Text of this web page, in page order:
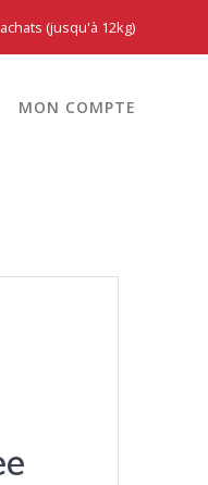
(jusqu'à 12kg)
MON COMPTE